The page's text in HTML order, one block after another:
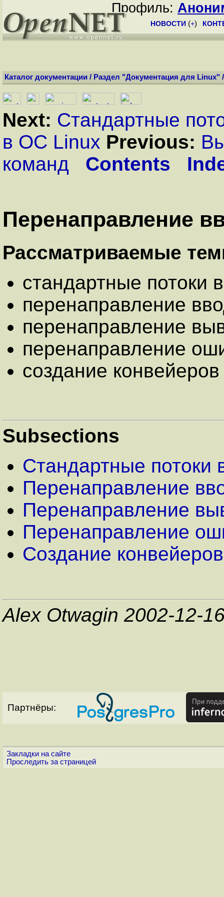
Профиль:
НОВОСТИ (+)
Каталог документации / Раздел "Документация для Linux"
Next: Cтандартные
в ОС Linux Previous:
команд
Contents
Перенаправление
Рассматриваемые
стандартные потоки
перенаправление
перенаправление
перенаправление
создание конвейеров
Subsections
Cтандартные потоки
Перенаправление
Перенаправление
Перенаправление
Создание конвейеров
Alex Otwagin 2002-12-
Партнёры:
Закладки на сайте
Проследить за страницей